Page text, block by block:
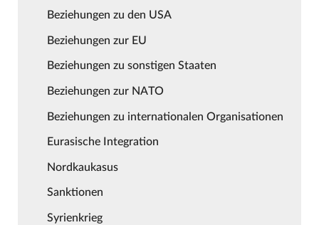
Beziehungen zu den USA
Beziehungen zur EU
Beziehungen zu sonstigen Staaten
Beziehungen zur NATO
Beziehungen zu internationalen Organisationen
Eurasische Integration
Nordkaukasus
Sanktionen
Syrienkrieg